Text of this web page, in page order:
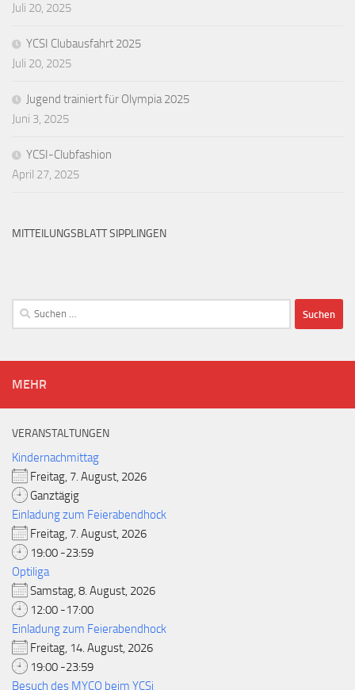
Juli 20, 2025
YCSI Clubausfahrt 2025
Juli 20, 2025
Jugend trainiert für Olympia 2025
Juni 3, 2025
YCSI-Clubfashion
April 27, 2025
MITTEILUNGSBLATT SIPPLINGEN
Suchen
nach:
MEHR
VERANSTALTUNGEN
Kindernachmittag
Freitag, 7. August, 2026
Ganztägig
Einladung zum Feierabendhock
Freitag, 7. August, 2026
19:00 -23:59
Optiliga
Samstag, 8. August, 2026
12:00 -17:00
Einladung zum Feierabendhock
Freitag, 14. August, 2026
19:00 -23:59
Besuch des MYCO beim YCSi